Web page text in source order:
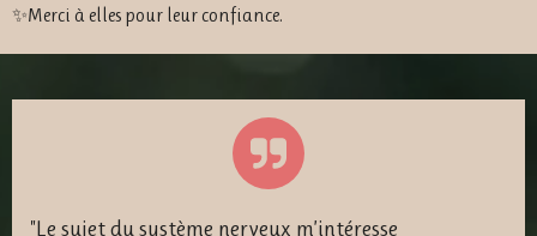
✨Merci à elles pour leur confiance.
"Le sujet du système nerveux m’intéresse